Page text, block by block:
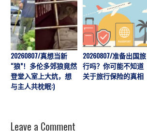
20260807/真想当新
“狼”！多伦多郊狼竟然
登堂入室上大炕，想
与主人共枕眠:)
20260807/准备出国旅
行吗？你可能不知道
关于旅行保险的真相
Leave a Comment